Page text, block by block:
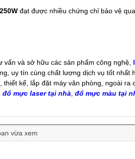
đạt được nhiều chứng chỉ bảo vệ
và sở hữu các sản phẩm công nghệ,
uy tín cùng chất lượng dịch vụ tốt nhất
kế, lắp đặt máy văn phòng, ngoài ra
đổ mực laser tại nhà đổ mực màu tại
vừa xem